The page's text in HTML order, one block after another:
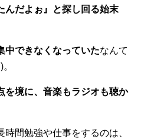
んだよぉ』と探し回る始末
中できなくなっていたなんて
を境に、音楽もラジオも聴か
間勉強や仕事をするのは、